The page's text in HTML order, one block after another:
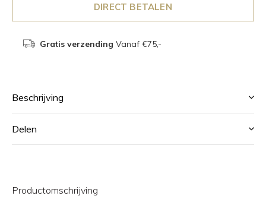
DIRECT BETALEN
Gratis verzending Vanaf €75,-
Beschrijving
Delen
Productomschrijving